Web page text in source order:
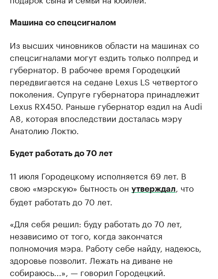
Машина со спецсигналом
Из высших чиновников области на машинах со
спецсигналами могут ездить только полпред и
губернатор. В рабочее время Городецкий
передвигается на седане Lexus LS четвертого
поколения. Супруге губернатора принадлежит
Lexus RX450. Раньше губернатор ездил на Audi
A8, которая впоследствии досталась мэру
Анатолию Локтю.
Будет работать до 70 лет
11 июля Городецкому исполняется 69 лет. В
свою «мэрскую» бытность он утверждал
, что
будет работать до 70 лет.
«Для себя решил: буду работать до 70 лет,
независимо от того, когда закончатся
полномочия мэра. Работу себе найду, надеюсь,
здоровье позволит. Лежать на диване не
собираюсь...», — говорил Городецкий.